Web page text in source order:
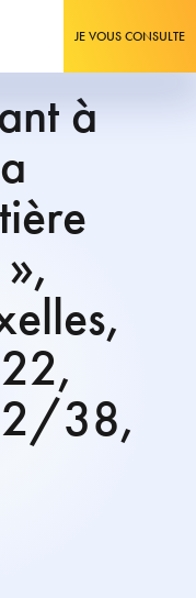
JE VOUS CONSULTE
à
38,